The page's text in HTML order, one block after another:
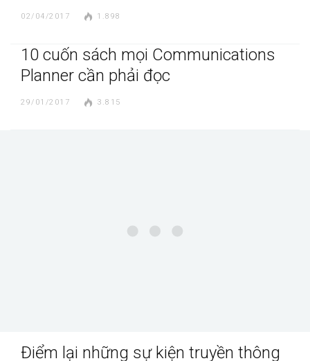
02/04/2017 1.898
10 cuốn sách mọi Communications
Planner cần phải đọc
29/01/2017 3.815
Điểm lại những sự kiện truyền thông